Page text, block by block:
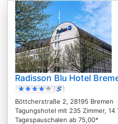
Radisson Blu Hotel
Böttcherstraße 2, 28195 Bremen
Tagungshotel mit 235 Zimmer, 14
Tagespauschalen ab 75,00*